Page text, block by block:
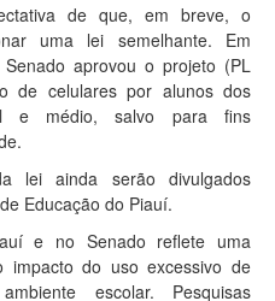
de que, em breve, o
uma lei semelhante. Em
aprovou o projeto (PL
de celulares por alunos dos
e médio, salvo para fins
lei ainda serão divulgados
Educação do Piauí.
e no Senado reflete uma
impacto do uso excessivo de
escolar. Pesquisas